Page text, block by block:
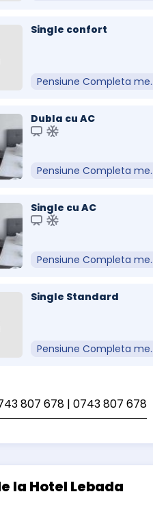
Single confort
Dubla cu AC
Single cu AC
Single Standard
807 678 | 0743 807 678
la Hotel Lebada